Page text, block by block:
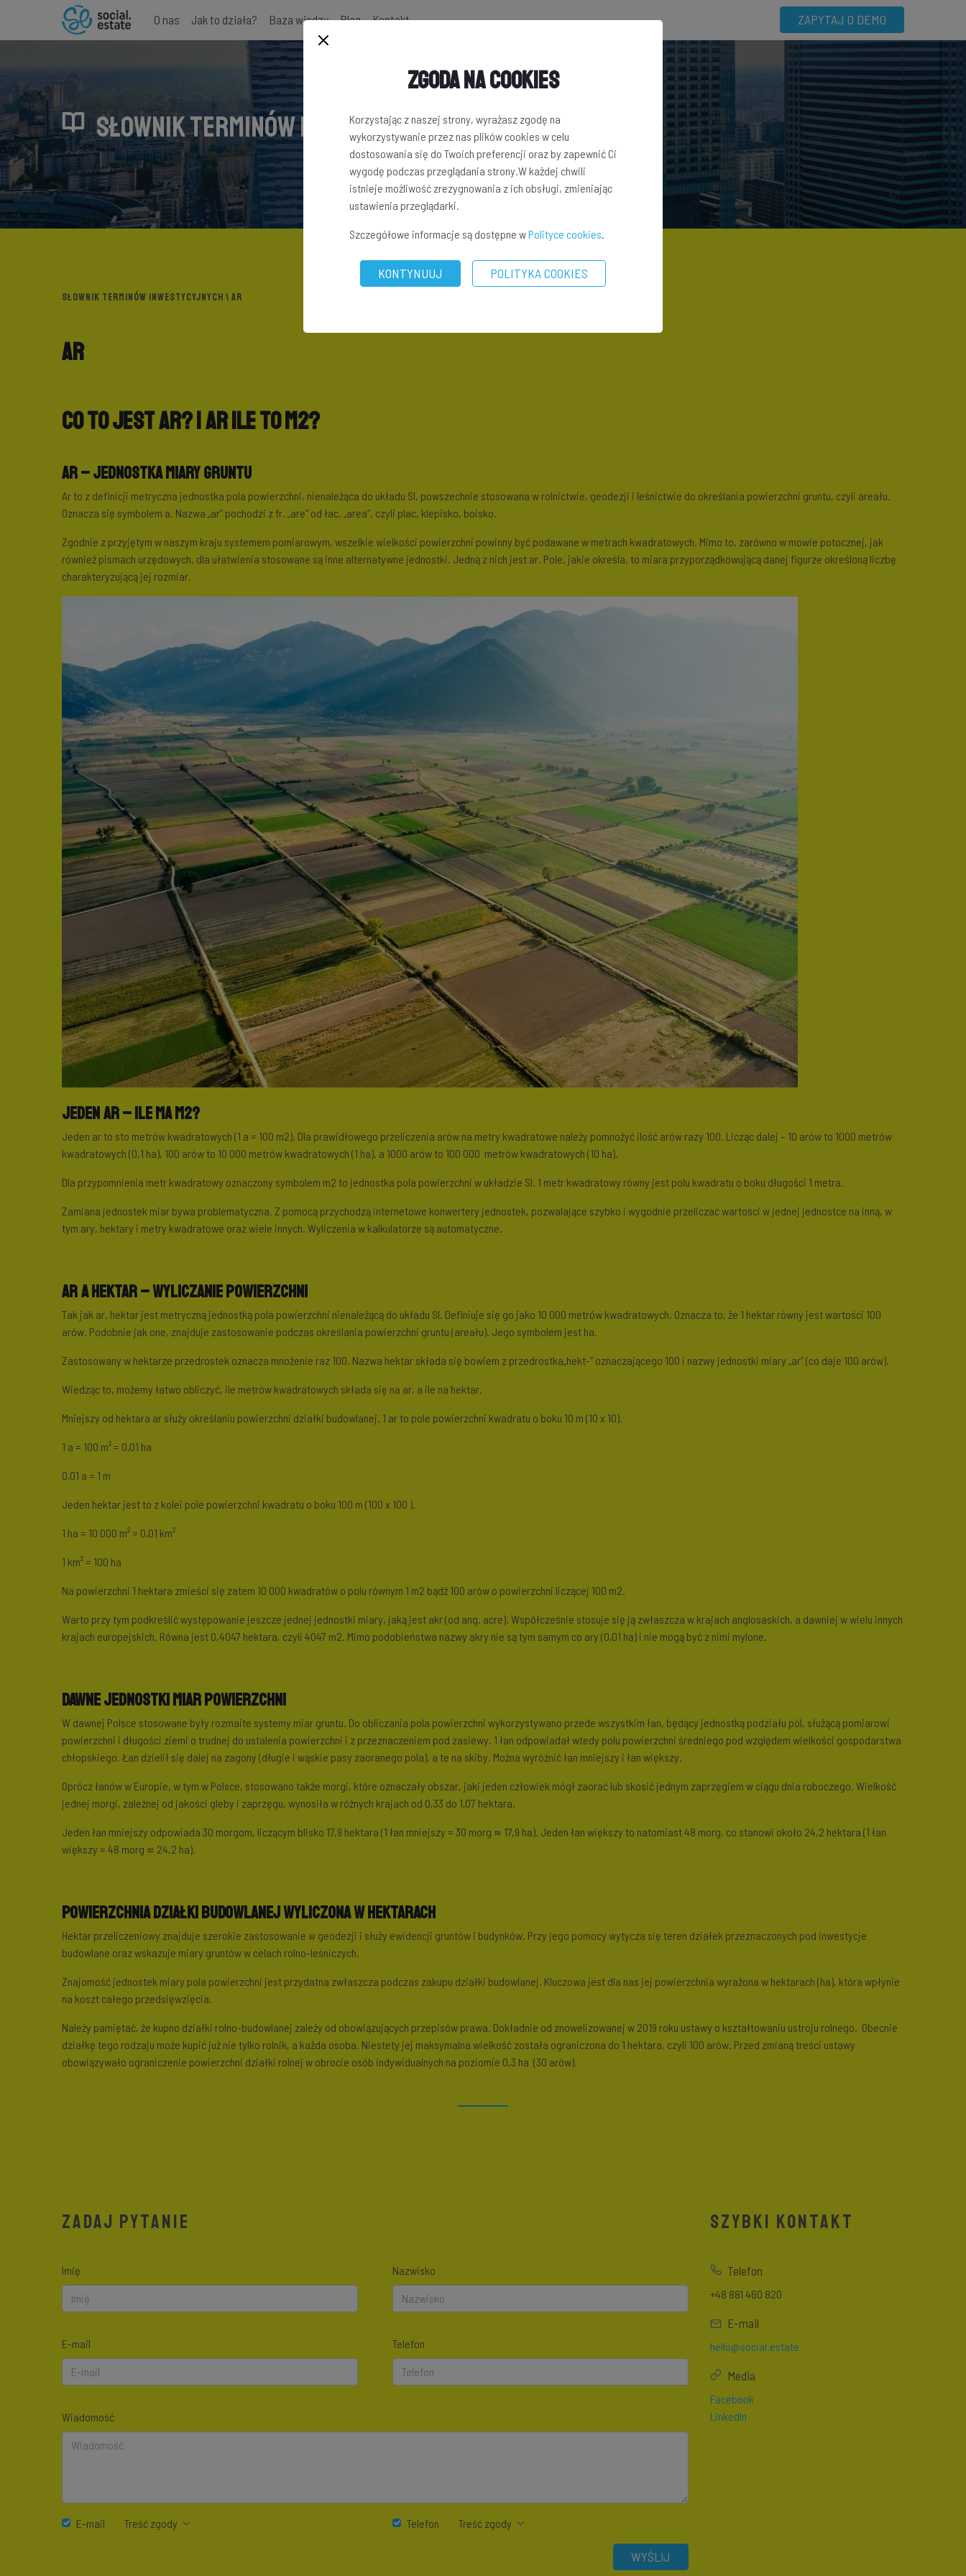
ZAPYTAJ O DEMO
O nas Jak to działa? Baza wiedzy Blog Kontakt
SŁOWNIK TERMINÓW INWESTYCYJNYCH
SŁOWNIK TERMINÓW INWESTYCYJNYCH \ AR
Ar
Co to jest ar? 1 ar ile to m2?
Ar – jednostka miary gruntu
Ar to z definicji metryczna jednostka pola powierzchni, nienależąca do układu SI, powszechnie stosowana w rolnictwie, geodezji i leśnictwie do określania powierzchni gruntu, czyli areału.
Oznacza się symbolem a. Nazwa „ar” pochodzi z fr. „are” od łac. „area”, czyli plac, klepisko, boisko.
Zgodnie z przyjętym w naszym kraju systemem pomiarowym, wszelkie wielkości powierzchni powinny być podawane w metrach kwadratowych. Mimo to, zarówno w mowie potocznej, jak
również pismach urzędowych, dla ułatwienia stosowane są inne alternatywne jednostki. Jedną z nich jest ar. Pole, jakie określa, to miara przyporządkowującą danej figurze określoną liczbę
charakteryzującą jej rozmiar.
Jeden ar – ile ma m2?
Jeden ar to sto metrów kwadratowych (1 a = 100 m2). Dla prawidłowego przeliczenia arów na metry kwadratowe należy pomnożyć ilość arów razy 100. Licząc dalej – 10 arów to 1000 metrów
kwadratowych (0,1 ha), 100 arów to 10 000 metrów kwadratowych (1 ha), a 1000 arów to 100 000 metrów kwadratowych (10 ha).
Dla przypomnienia metr kwadratowy oznaczony symbolem m2 to jednostka pola powierzchni w układzie SI. 1 metr kwadratowy równy jest polu kwadratu o boku długości 1 metra.
Zamiana jednostek miar bywa problematyczna. Z pomocą przychodzą internetowe konwertery jednostek, pozwalające szybko i wygodnie przeliczać wartości w jednej jednostce na inną, w
tym ary, hektary i metry kwadratowe oraz wiele innych. Wyliczenia w kalkulatorze są automatyczne.
Ar a hektar– wyliczanie powierzchni
Tak jak ar, hektar jest metryczną jednostką pola powierzchni nienależącą do układu SI. Definiuje się go jako 10 000 metrów kwadratowych. Oznacza to, że 1 hektar równy jest wartości 100
arów. Podobnie jak one, znajduje zastosowanie podczas określania powierzchni gruntu (areału). Jego symbolem jest ha.
Zastosowany w hektarze przedrostek oznacza mnożenie raz 100. Nazwa hektar składa się bowiem z przedrostka„hekt-” oznaczającego 100 i nazwy jednostki miary „ar” (co daje 100 arów).
Wiedząc to, możemy łatwo obliczyć, ile metrów kwadratowych składa się na ar, a ile na hektar.
Mniejszy od hektara ar służy określaniu powierzchni działki budowlanej. 1 ar to pole powierzchni kwadratu o boku 10 m (10 x 10).
1 a = 100 m² = 0,01 ha
0,01 a = 1 m
Jeden hektar jest to z kolei pole powierzchni kwadratu o boku 100 m (100 x 100 ).
1 ha = 10 000 m² = 0,01 km²
1 km² = 100 ha
Na powierzchni 1 hektara zmieści się zatem 10 000 kwadratów o polu równym 1 m2 bądź 100 arów o powierzchni liczącej 100 m2.
Warto przy tym podkreślić występowanie jeszcze jednej jednostki miary, jaką jest akr (od ang. acre). Współcześnie stosuje się ją zwłaszcza w krajach anglosaskich, a dawniej w wielu innych
krajach europejskich. Równa jest 0,4047 hektara, czyli 4047 m2. Mimo podobieństwa nazwy akry nie są tym samym co ary (0,01 ha) i nie mogą być z nimi mylone.
Dawne jednostki miar powierzchni
W dawnej Polsce stosowane były rozmaite systemy miar gruntu. Do obliczania pola powierzchni wykorzystywano przede wszystkim łan, będący jednostką podziału pól, służącą pomiarowi
powierzchni i długości ziemi o trudnej do ustalenia powierzchni i z przeznaczeniem pod zasiewy. 1 łan odpowiadał wtedy polu powierzchni średniego pod względem wielkości gospodarstwa
chłopskiego. Łan dzielił się dalej na zagony (długie i wąskie pasy zaoranego pola), a te na skiby. Można wyróżnić łan mniejszy i łan większy.
Oprócz łanów w Europie, w tym w Polsce, stosowano także morgi, które oznaczały obszar, jaki jeden człowiek mógł zaorać lub skosić jednym zaprzęgiem w ciągu dnia roboczego. Wielkość
jednej morgi, zależnej od jakości gleby i zaprzęgu, wynosiła w różnych krajach od 0,33 do 1,07 hektara.
Jeden łan mniejszy odpowiada 30 morgom, liczącym blisko 17,9 hektara (1 łan mniejszy = 30 morg ≈ 17,9 ha). Jeden łan większy to natomiast 48 morg, co stanowi około 24,2 hektara (1 łan
większy = 48 morg ≈ 24,2 ha).
Powierzchnia działki budowlanej wyliczona w hektarach
Hektar przeliczeniowy znajduje szerokie zastosowanie w geodezji i służy ewidencji gruntów i budynków. Przy jego pomocy wytycza się teren działek przeznaczonych pod inwestycje
budowlane oraz wskazuje miary gruntów w celach rolno-leśniczych.
Znajomość jednostek miary pola powierzchni jest przydatna zwłaszcza podczas zakupu działki budowlanej. Kluczowa jest dla nas jej powierzchnia wyrażona w hektarach (ha), która wpłynie
na koszt całego przedsięwzięcia.
Należy pamiętać, że kupno działki rolno-budowlanej zależy od obowiązujących przepisów prawa. Dokładnie od znowelizowanej w 2019 roku ustawy o kształtowaniu ustroju rolnego. Obecnie
działkę tego rodzaju może kupić już nie tylko rolnik, a każda osoba. Niestety jej maksymalna wielkość została ograniczona do 1 hektara, czyli 100 arów. Przed zmianą treści ustawy
obowiązywało ograniczenie powierzchni działki rolnej w obrocie osób indywidualnych na poziomie 0,3 ha (30 arów).
ZADAJ PYTANIE
Imię Nazwisko
E-mail Telefon
Wiadomość
E-mail Treść zgody Telefon Treść zgody
WYŚLIJ
SZYBKI KONTAKT
Telefon
+48 881 460 820
E-mail
hello@social.estate
Media
Facebook
LinkedIn
Zgoda na Cookies
Korzystając z naszej strony, wyrażasz zgodę na
wykorzystywanie przez nas plików cookies w celu
dostosowania się do Twoich preferencji oraz by zapewnić Ci
wygodę podczas przeglądania strony.W każdej chwili
istnieje możliwość zrezygnowania z ich obsługi, zmieniając
ustawienia przeglądarki.
Szczegółowe informacje są dostępne wPolityce cookies.
KONTYNUUJ POLITYKA COOKIES